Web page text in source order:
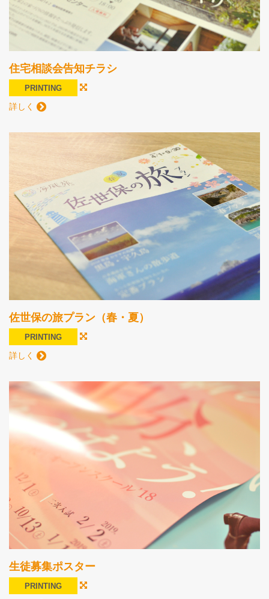
住宅相談会告知チラシ
PRINTING
詳しく
佐世保の旅プラン（春・夏）
PRINTING
詳しく
生徒募集ポスター
PRINTING